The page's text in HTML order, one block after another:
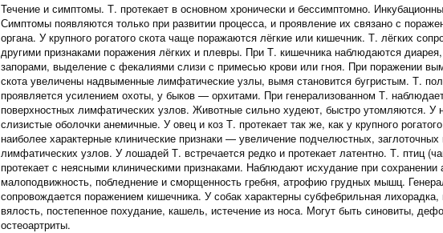
Течение и симптомы. Т. протекает в основном хронически и бессимптомно.
Симптомы появляются только при развитии процесса, и проявление их связано с
органа. У крупного рогатого скота чаще поражаются лёгкие или кишечник. Т. лёгких
другими признаками поражения лёгких и плевры. При Т. кишечника наблюдаются
запорами, выделение с фекалиями слизи с примесью крови или гноя. При поражении
скота увеличены надвыменные лимфатические узлы, вымя становится бугристым. Т.
проявляется усилением охоты, у быков — орхитами. При генерализованном Т.
поверхностных лимфатических узлов. Животные сильно худеют, быстро утомляются. У
слизистые оболочки анемичные. У овец и коз Т. протекает так же, как у крупного
наиболее характерные клинические признаки — увеличение подчелюстных,
лимфатических узлов. У лошадей Т. встречается редко и протекает латентно. Т. птиц
протекает с неясными клиническими признаками. Наблюдают исхудание при сохранении
малоподвижность, побледнение и сморщенность гребня, атрофию грудных мышц.
сопровождается поражением кишечника. У собак характерны субфебрильная лихорадка,
вялость, постепенное похудание, кашель, истечение из носа. Могут быть синовиты,
остеоартриты.